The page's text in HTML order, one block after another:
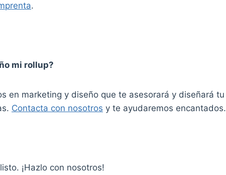
.
mi rollup?
en marketing y diseño que te asesorará y diseñará tu
Contacta con nosotros y te ayudaremos encantados.
¡Hazlo con nosotros!